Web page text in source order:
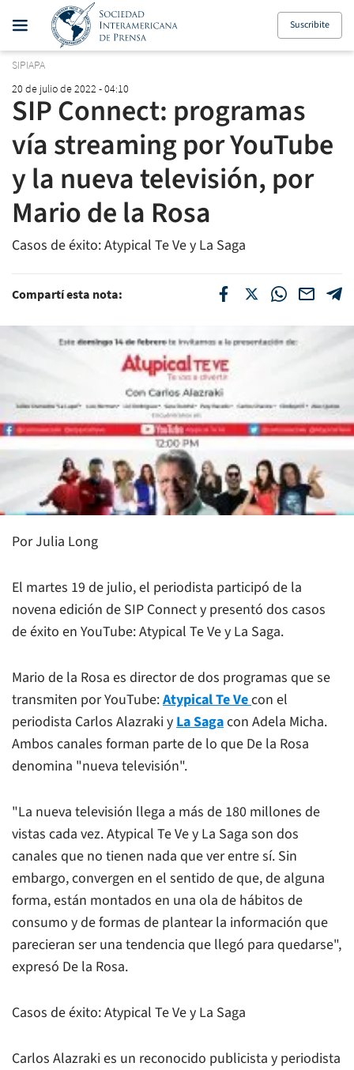
Suscribite
SIPIAPA
20 de julio de 2022 - 04:10
SIP Connect: programas
vía streaming por YouTube
y la nueva televisión, por
Mario de la Rosa
Casos de éxito: Atypical Te Ve y La Saga
Compartí esta nota:
Por Julia Long
El martes 19 de julio, el periodista participó de la
novena edición de SIP Connect y presentó dos casos
de éxito en YouTube: Atypical Te Ve y La Saga.
Mario de la Rosa es director de dos programas que se
transmiten por YouTube:Atypical Te Vecon el
periodista Carlos Alazraki yLa Sagacon Adela Micha.
Ambos canales forman parte de lo que De la Rosa
denomina "nueva televisión".
"La nueva televisión llega a más de 180 millones de
vistas cada vez. Atypical Te Ve y La Saga son dos
canales que no tienen nada que ver entre sí. Sin
embargo, convergen en el sentido de que, de alguna
forma, están montados en una ola de hábitos de
consumo y de formas de plantear la información que
parecieran ser una tendencia que llegó para quedarse",
expresó De la Rosa.
Casos de éxito: Atypical Te Ve y La Saga
Carlos Alazraki es un reconocido publicista y periodista